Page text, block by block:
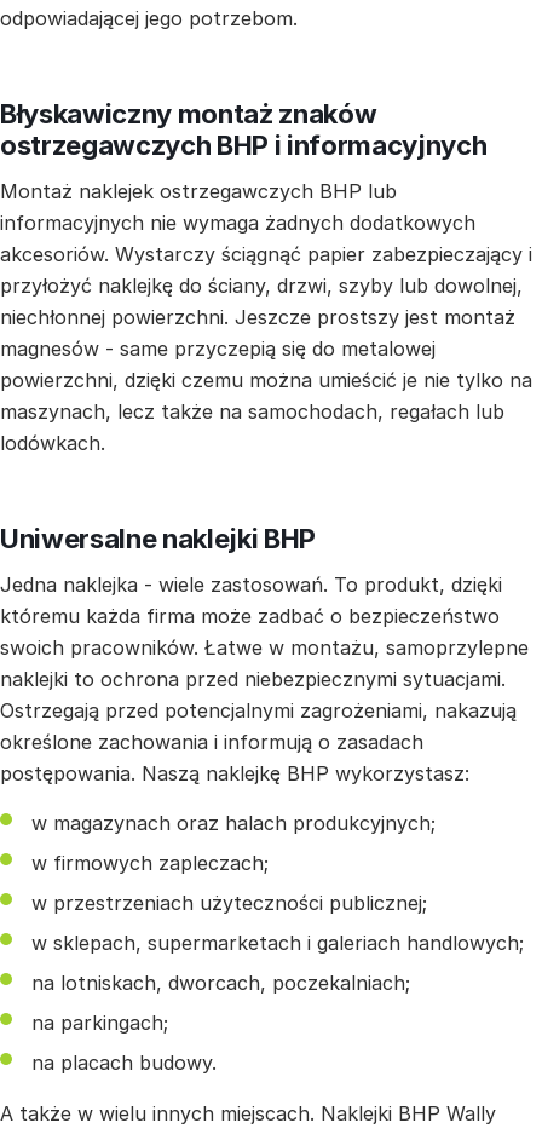
odpowiadającej jego potrzebom.
Błyskawiczny montaż znaków
ostrzegawczych BHP i informacyjnych
Montaż naklejek ostrzegawczych BHP lub
informacyjnych nie wymaga żadnych dodatkowych
akcesoriów. Wystarczy ściągnąć papier zabezpieczający i
przyłożyć naklejkę do ściany, drzwi, szyby lub dowolnej,
niechłonnej powierzchni. Jeszcze prostszy jest montaż
magnesów - same przyczepią się do metalowej
powierzchni, dzięki czemu można umieścić je nie tylko na
maszynach, lecz także na samochodach, regałach lub
lodówkach.
Uniwersalne naklejki BHP
Jedna naklejka - wiele zastosowań. To produkt, dzięki
któremu każda firma może zadbać o bezpieczeństwo
swoich pracowników. Łatwe w montażu, samoprzylepne
naklejki to ochrona przed niebezpiecznymi sytuacjami.
Ostrzegają przed potencjalnymi zagrożeniami, nakazują
określone zachowania i informują o zasadach
postępowania. Naszą naklejkę BHP wykorzystasz:
w magazynach oraz halach produkcyjnych;
w firmowych zapleczach;
w przestrzeniach użyteczności publicznej;
w sklepach, supermarketach i galeriach handlowych;
na lotniskach, dworcach, poczekalniach;
na parkingach;
na placach budowy.
A także w wielu innych miejscach. Naklejki BHP Wally